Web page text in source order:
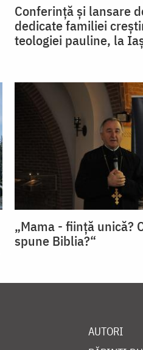
Conferință și lansare
dedicate familiei
teologiei pauline, la
„Mama - fiinţă unică?
spune Biblia?“
AUTORI